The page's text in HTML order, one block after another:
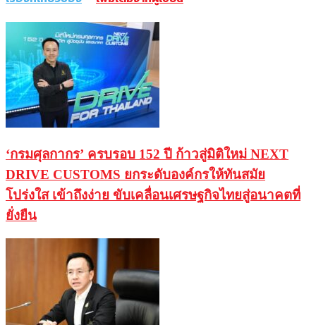
‘กรมศุลกากร’ ครบรอบ 152 ปี ก้าวสู่มิติใหม่ NEXT
DRIVE CUSTOMS ยกระดับองค์กรให้ทันสมัย
โปร่งใส เข้าถึงง่าย ขับเคลื่อนเศรษฐกิจไทยสู่อนาคตที่
ยั่งยืน